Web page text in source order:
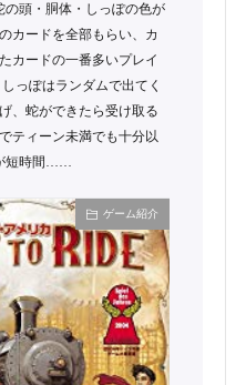
の頭・胴体・しっぽの色が
カードを全部もらい、カ
カードの一番多いプレイ
っぽはランダムで出てく
、蛇ができたら受け取る
ティーン未満でも十分以
短時間……
ゲーム紹介